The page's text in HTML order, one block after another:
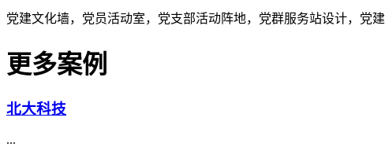
党建文化墙，党员活动室，党支部活动阵地，党群服务站设计，党
更多案例
北大科技
...